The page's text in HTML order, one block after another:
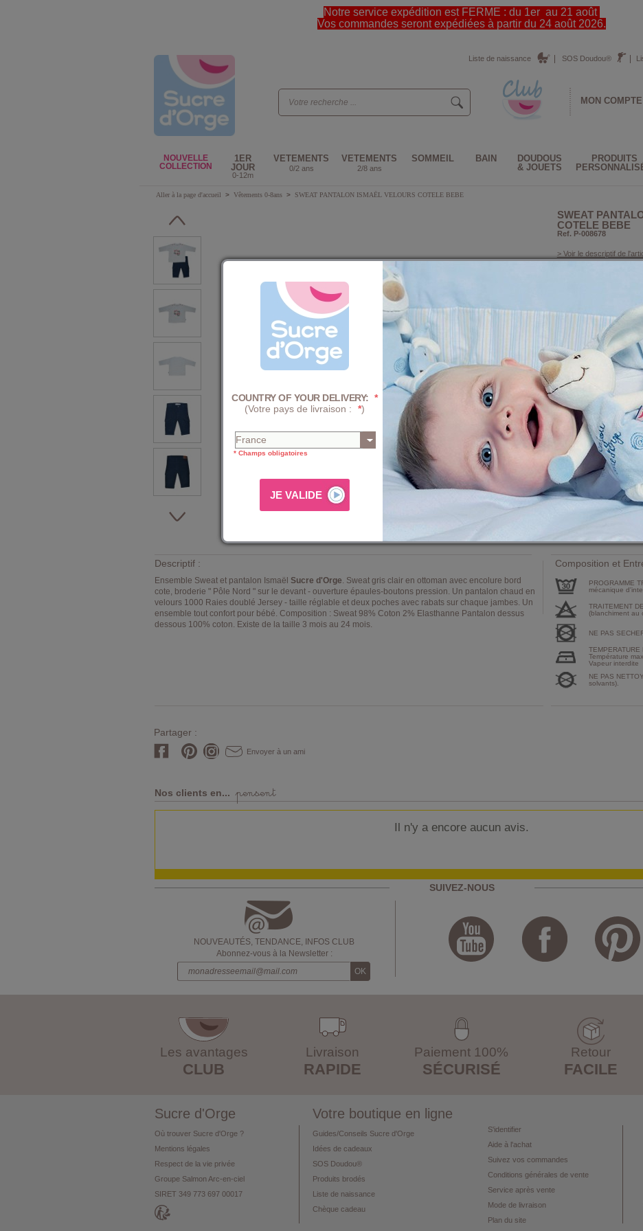
Notre service expédition est FERME : du 1er au 21 août
Vos commandes seront expédiées à partir du 24 août 2026.
SOS Doudou®
Liste de naissance
MON COMPTE
NOUVELLE
COLLECTION
1ER
JOUR
0-12m
VETEMENTS
0/2 ans
VETEMENTS
2/8 ans
SOMMEIL BAIN
DOUDOUS
& JOUETS
PRODUITS
Aller à la page d'accueil > Vêtements 0-8ans > SWEAT PANTALON ISMAËL VELOURS COTELE BEBE
SWEAT
COTELE BEBE
Ref. P-008678
> Voir le descriptif de
6 Mois
24 Mois
Quantité :
-
Prix
+ D'INFOS SUR LE CLUB
Descriptif :
Ensemble Sweat et pantalon Ismaël Sucre d'Orge. Sweat gris clair en ottoman avec encolure bord
cote, broderie " Pôle Nord " sur le devant - ouverture épaules-boutons pression. Un pantalon chaud en
velours 1000 Raies doublé Jersey - taille réglable et deux poches avec rabats sur chaque jambes. Un
ensemble tout confort pour bébé. Composition : Sweat 98% Coton 2% Elasthanne Pantalon dessus
dessous 100% coton. Existe de la taille 3 mois au 24 mois.
Composition et
PROGRAMME
mécanique
TRAITEMENT
(blanchiment au
NE PAS
TEMPERATURE
Température
Vapeur interdite
NE PAS
solvants).
Partager :
Envoyer à un ami
Nos clients en... pensent
Il n'y a encore aucun avis.
SUIVEZ-NOUS
NOUVEAUTÉS, TENDANCE, INFOS CLUB
Abonnez-vous à la Newsletter :
Les avantages
CLUB
Livraison
RAPIDE
Paiement 100%
SÉCURISÉ
Retour
FACILE
Sucre d'Orge
Où trouver Sucre d'Orge ?
Mentions légales
Respect de la vie privée
Groupe Salmon Arc-en-ciel
SIRET 349 773 697 00017
Votre boutique en ligne
Guides/Conseils Sucre d'Orge
Idées de cadeaux
SOS Doudou®
Produits brodés
Liste de naissance
Chèque cadeau
S'identifier
Aide à l'achat
Suivez vos commandes
Conditions générales de vente
Service après vente
Mode de livraison
Plan du site
COUNTRY OF YOUR DELIVERY: *
(Votre pays de livraison :
*)
* Champs obligatoires